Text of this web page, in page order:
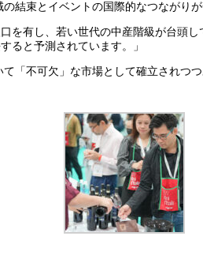
結束とイベントの国際的なつながりが
を有し、若い世代の中産階級が台頭
ると予測されています。」
「不可欠」な市場として確立され